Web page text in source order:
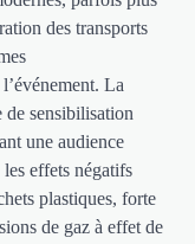
des transports
La
sensibilisation
une audience
effets négatifs
plastiques, forte
de gaz à effet de